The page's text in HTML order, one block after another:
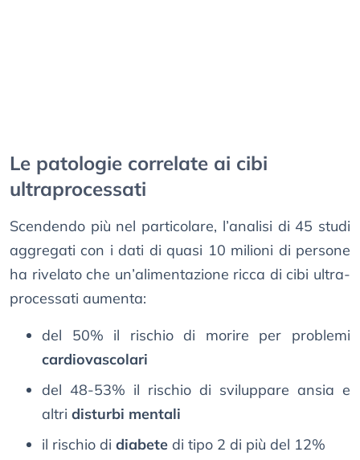
Le patologie correlate ai cibi
ultraprocessati
Scendendo più nel particolare, l’analisi di 45 studi
aggregati con i dati di quasi 10 milioni di persone
ha rivelato che un’alimentazione ricca di cibi ultra-
processati aumenta:
del 50% il rischio di morire per problemi
cardiovascolari
del 48-53% il rischio di sviluppare ansia e
altri disturbi mentali
il rischio di diabete di tipo 2 di più del 12%